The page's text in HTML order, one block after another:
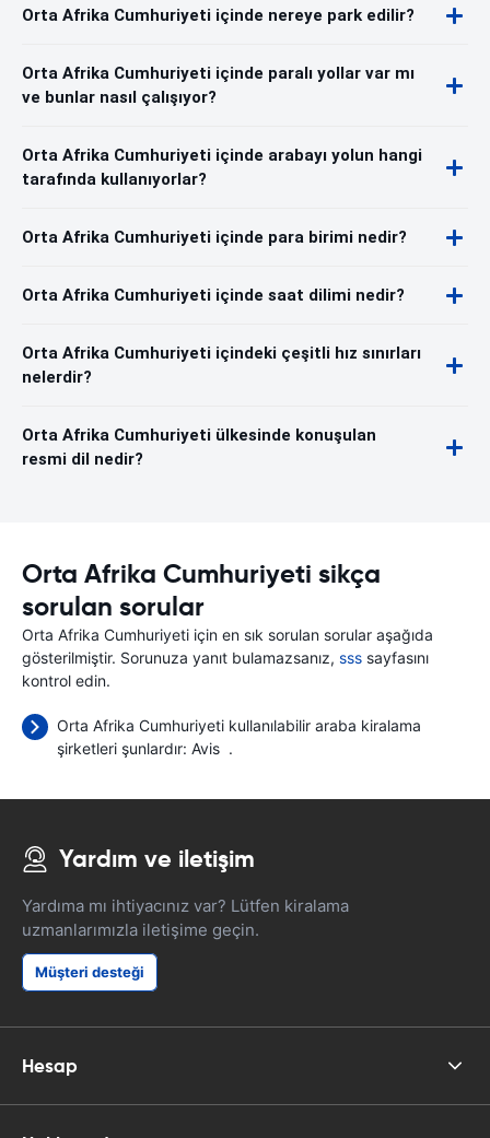
Orta Afrika Cumhuriyeti içinde nereye park edilir?
Orta Afrika Cumhuriyeti içinde paralı yollar var mı
ve bunlar nasıl çalışıyor?
Orta Afrika Cumhuriyeti içinde arabayı yolun hangi
tarafında kullanıyorlar?
Orta Afrika Cumhuriyeti içinde para birimi nedir?
Orta Afrika Cumhuriyeti içinde saat dilimi nedir?
Orta Afrika Cumhuriyeti içindeki çeşitli hız sınırları
nelerdir?
Orta Afrika Cumhuriyeti ülkesinde konuşulan
resmi dil nedir?
Orta Afrika Cumhuriyeti sikça
sorulan sorular
Orta Afrika Cumhuriyeti için en sık sorulan sorular aşağıda
gösterilmiştir. Sorunuza yanıt bulamazsanız, sss sayfasını
kontrol edin.
Orta Afrika Cumhuriyeti kullanılabilir araba kiralama
şirketleri şunlardır: Avis .
Yardım ve iletişim
Yardıma mı ihtiyacınız var? Lütfen kiralama
uzmanlarımızla iletişime geçin.
Müşteri desteği
Hesap